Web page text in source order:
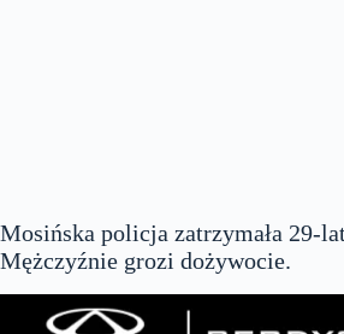
Mosińska policja zatrzymała 29-
Mężczyźnie grozi dożywocie.